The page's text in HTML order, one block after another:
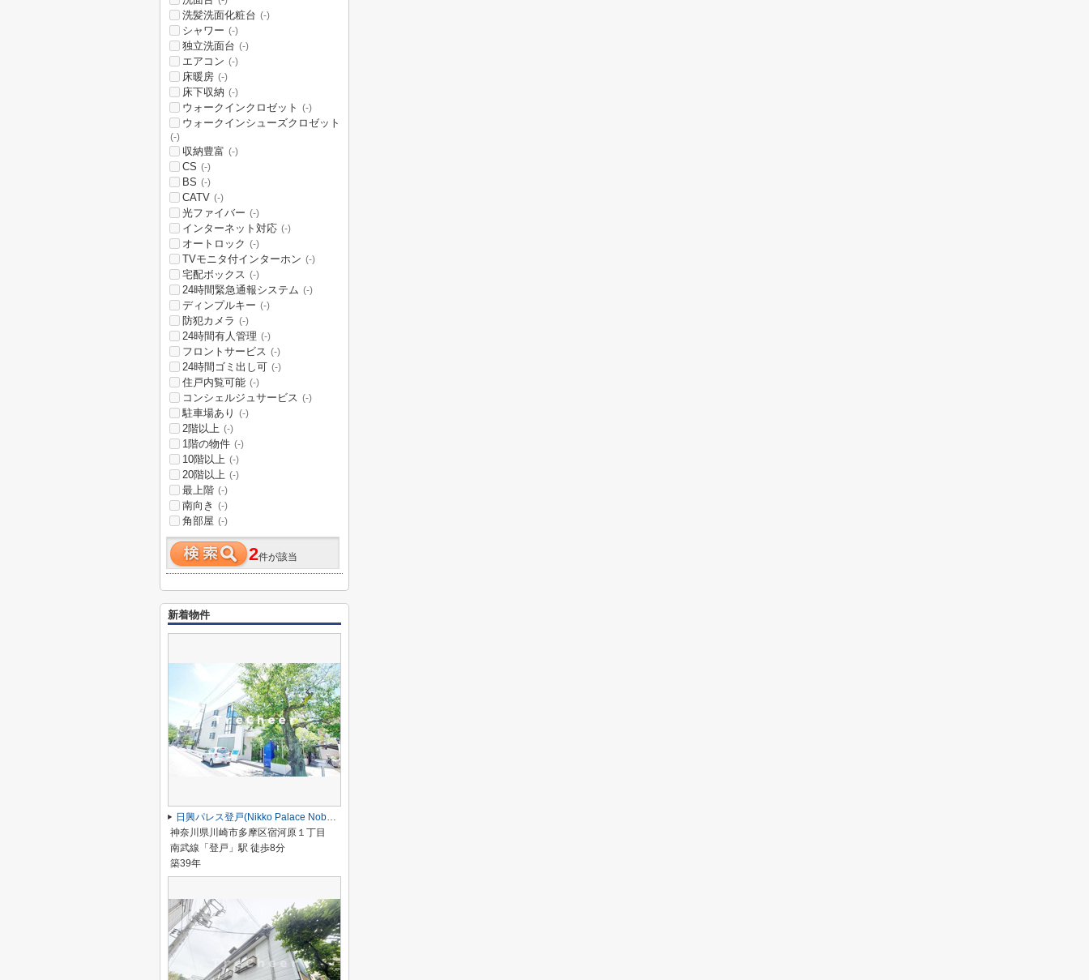
洗髪洗面化粧台 (-)
シャワー (-)
独立洗面台 (-)
エアコン (-)
床暖房 (-)
床下収納 (-)
ウォークインクロゼット (-)
ウォークインシューズクロゼット
(-)
収納豊富 (-)
CS (-)
BS (-)
CATV (-)
光ファイバー (-)
インターネット対応 (-)
オートロック (-)
TVモニタ付インターホン (-)
宅配ボックス (-)
24時間緊急通報システム (-)
ディンプルキー (-)
防犯カメラ (-)
24時間有人管理 (-)
フロントサービス (-)
24時間ゴミ出し可 (-)
住戸内覧可能 (-)
コンシェルジュサービス (-)
駐車場あり (-)
2階以上 (-)
1階の物件 (-)
10階以上 (-)
20階以上 (-)
最上階 (-)
南向き (-)
角部屋 (-)
2件が該当
新着物件
日興パレス登戸(Nikko Palace Noborito)
神奈川県川崎市多摩区宿河原１丁目
南武線「登戸」駅 徒歩8分
築39年